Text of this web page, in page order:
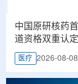
中国原研核药
道资格双重认定
医疗 2026-08-08